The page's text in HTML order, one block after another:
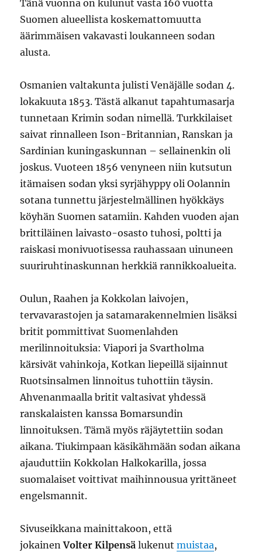
Tänä vuonna on kulunut vasta 160 vuotta
Suomen alueellista koskemattomuutta
äärimmäisen vakavasti loukanneen sodan
alusta.
Osmanien valtakunta julisti Venäjälle sodan 4.
lokakuuta 1853. Tästä alkanut tapahtumasarja
tunnetaan Krimin sodan nimellä. Turkkilaiset
saivat rinnalleen Ison-Britannian, Ranskan ja
Sardinian kuningaskunnan – sellainenkin oli
joskus. Vuoteen 1856 venyneen niin kutsutun
itämaisen sodan yksi syrjähyppy oli Oolannin
sotana tunnettu järjestelmällinen hyökkäys
köyhän Suomen satamiin. Kahden vuoden ajan
brittiläinen laivasto-osasto tuhosi, poltti ja
raiskasi monivuotisessa rauhassaan uinuneen
suuriruhtinaskunnan herkkiä rannikkoalueita.
Oulun, Raahen ja Kokkolan laivojen,
tervavarastojen ja satamarakennelmien lisäksi
britit pommittivat Suomenlahden
merilinnoituksia: Viapori ja Svartholma
kärsivät vahinkoja, Kotkan liepeillä sijainnut
Ruotsinsalmen linnoitus tuhottiin täysin.
Ahvenanmaalla britit valtasivat yhdessä
ranskalaisten kanssa Bomarsundin
linnoituksen. Tämä myös räjäytettiin sodan
aikana. Tiukimpaan käsikähmään sodan aikana
ajauduttiin Kokkolan Halkokarilla, jossa
suomalaiset voittivat maihinnousua yrittäneet
engelsmannit.
Sivuseikkana mainittakoon, että
jokainenVolter Kilpensä lukenutmuistaa,